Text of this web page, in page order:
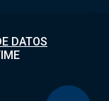
DATOS